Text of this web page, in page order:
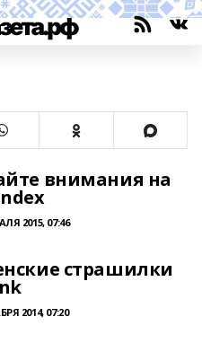
внимания на
2015, 07:46
страшилки
2014, 07:20